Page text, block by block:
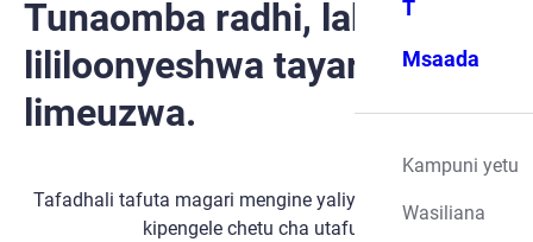
T
Msaada
Kampuni yetu
Wasiliana
Tunaomba radhi, lakini gari
lililoonyeshwa tayari
limeuzwa.
Tafadhali tafuta magari mengine yaliyopo kwa kutumia
kipengele chetu cha utafutaji.